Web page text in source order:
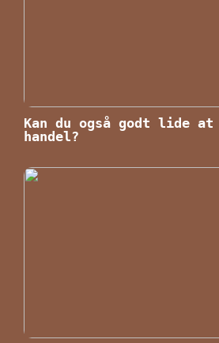
Kan du også godt lide at
handel?